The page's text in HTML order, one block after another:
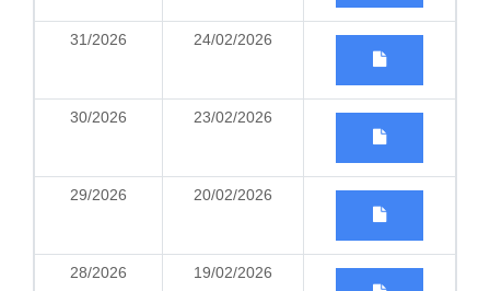
31/2026 24/02/2026
30/2026 23/02/2026
29/2026 20/02/2026
28/2026 19/02/2026